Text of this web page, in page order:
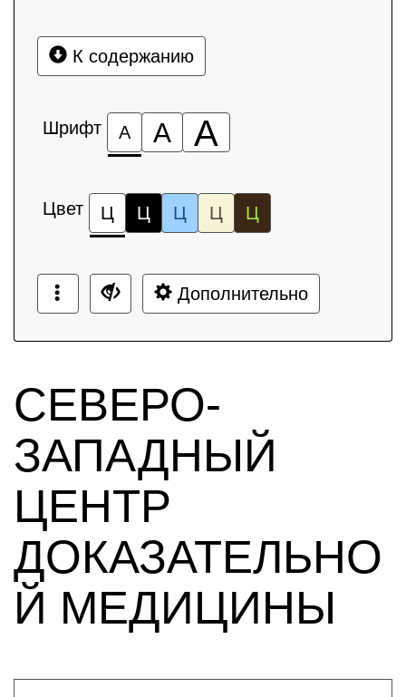
К содержанию
Шрифт А А А
Цвет Ц Ц Ц Ц Ц
Дополнительно
СЕВЕРО-
ЗАПАДНЫЙ
ЦЕНТР
ДОКАЗАТЕЛЬНО
Й МЕДИЦИНЫ